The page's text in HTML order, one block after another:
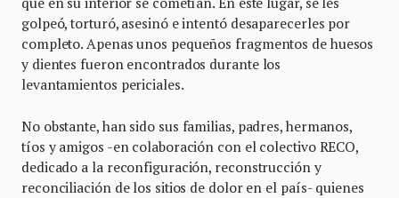
golpeó, torturó, asesinó e intentó desaparecerles por
completo. Apenas unos pequeños fragmentos de huesos
y dientes fueron encontrados durante los
levantamientos periciales.
No obstante, han sido sus familias, padres, hermanos,
tíos y amigos -en colaboración con el colectivo RECO,
dedicado a la reconfiguración, reconstrucción y
reconciliación de los sitios de dolor en el país- quienes